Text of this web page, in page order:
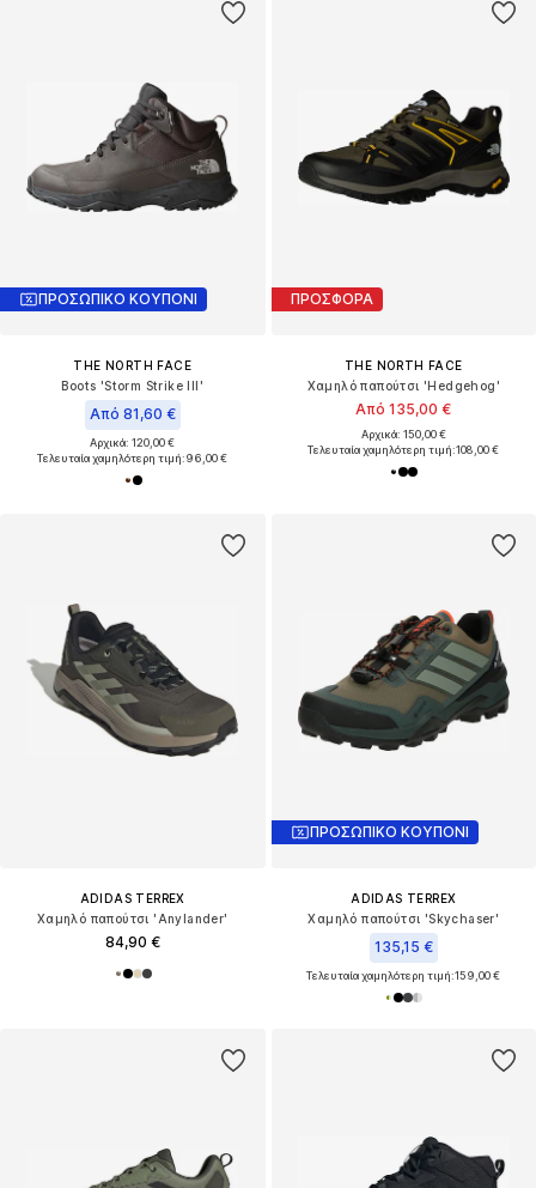
ΠΡΟΣΩΠΙΚΟ ΚΟΥΠΟΝΙ
THE NORTH FACE
Boots 'Storm Strike III'
Από 81,60 €
Αρχικά: 120,00 €
Τελευταία χαμηλότερη τιμή:96,00 €
ΠΡΟΣΦΟΡΑ
THE NORTH FACE
Χαμηλό παπούτσι 'Hedgehog'
Από 135,00 €
Αρχικά: 150,00 €
Τελευταία χαμηλότερη τιμή:108,00 €
ADIDAS TERREX
Χαμηλό παπούτσι 'Anylander'
84,90 €
ΠΡΟΣΩΠΙΚΟ ΚΟΥΠΟΝΙ
ADIDAS TERREX
Χαμηλό παπούτσι 'Skychaser'
135,15 €
Τελευταία χαμηλότερη τιμή:159,00 €